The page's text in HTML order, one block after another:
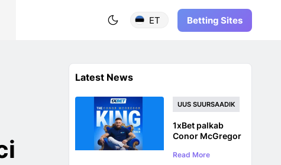
ET Betting Sites
Latest News
UUS SUURSAADIK
1xBet palkab
Conor McGregor
naasmist
Read More